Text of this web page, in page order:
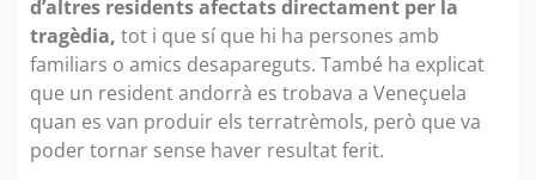
d’altres residents afectats directament per la
tragèdia, tot i que sí que hi ha persones amb
familiars o amics desapareguts. També ha explicat
que un resident andorrà es trobava a Veneçuela
quan es van produir els terratrèmols, però que va
poder tornar sense haver resultat ferit.